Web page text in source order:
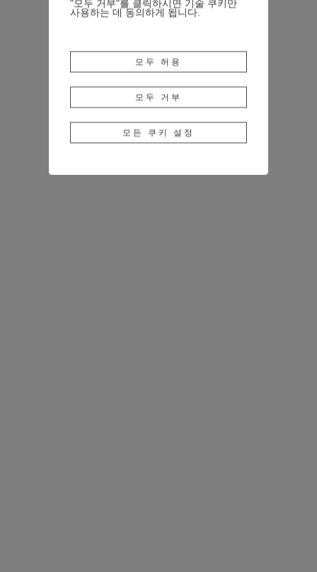
"모두 거부"를 클릭하시면 기술 쿠키만
사용하는 데 동의하게 됩니다.
모두 허용
모두 거부
모든 쿠키 설정